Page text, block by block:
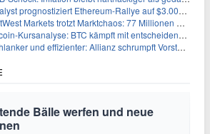
prognostiziert Ethereum-Rallye auf $3.000 nach entscheidendem On-Chain-Ausbruch
Markets trotzt Marktchaos: 77 Millionen Pfund Gewinn im ersten Halbjahr
Kursanalyse: BTC kämpft mit entscheidender $65K-Hürde, während sich ein Liquidationscluster aufbaut
und effizienter: Allianz schrumpft Vorstand auf 8 Köpfe – das steckt dahinter
Bälle werfen und neue